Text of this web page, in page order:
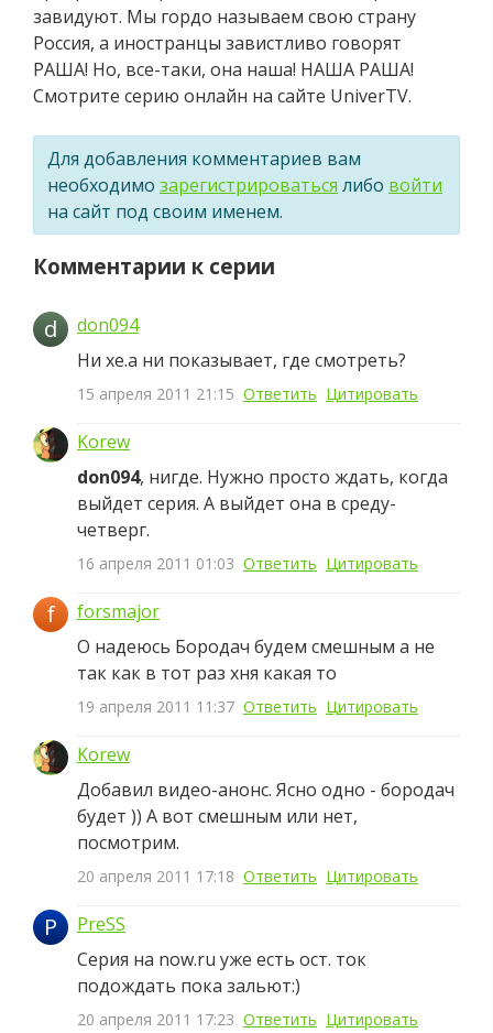
завидуют. Мы гордо называем свою страну
Россия, а иностранцы завистливо говорят
РАША! Но, все-таки, она наша! НАША РАША!
Смотрите серию онлайн на сайте UniverTV.
Для добавления комментариев вам
необходимо зарегистрироваться либо войти
на сайт под своим именем.
Комментарии к серии
d
don094
Ни хе.а ни показывает, где смотреть?
15 апреля 2011 21:15 Ответить Цитировать
Korew
don094, нигде. Нужно просто ждать, когда
выйдет серия. А выйдет она в среду-
четверг.
16 апреля 2011 01:03 Ответить Цитировать
f
forsmajor
О надеюсь Бородач будем смешным а не
так как в тот раз хня какая то
19 апреля 2011 11:37 Ответить Цитировать
Korew
Добавил видео-анонс. Ясно одно - бородач
будет )) А вот смешным или нет,
посмотрим.
20 апреля 2011 17:18 Ответить Цитировать
P
PreSS
Серия на now.ru уже есть ост. ток
подождать пока зальют:)
20 апреля 2011 17:23 Ответить Цитировать